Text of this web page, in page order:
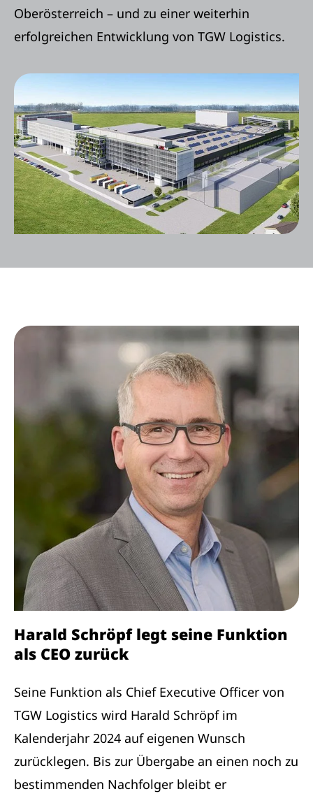
Oberösterreich – und zu einer weiterhin
erfolgreichen Entwicklung von TGW Logistics.
Harald Schröpf legt seine Funktion
als CEO zurück
Seine Funktion als Chief Executive Officer von
TGW Logistics wird Harald Schröpf im
Kalenderjahr 2024 auf eigenen Wunsch
zurücklegen. Bis zur Übergabe an einen noch zu
bestimmenden Nachfolger bleibt er